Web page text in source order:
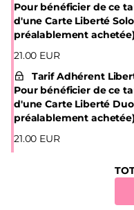
Pour bénéficier de ce
d'une Carte Liberté
préalablement achetée)
21.00 EUR
Tarif Adhérent
Pour bénéficier de ce
d'une Carte Liberté
préalablement achetée)
21.00 EUR